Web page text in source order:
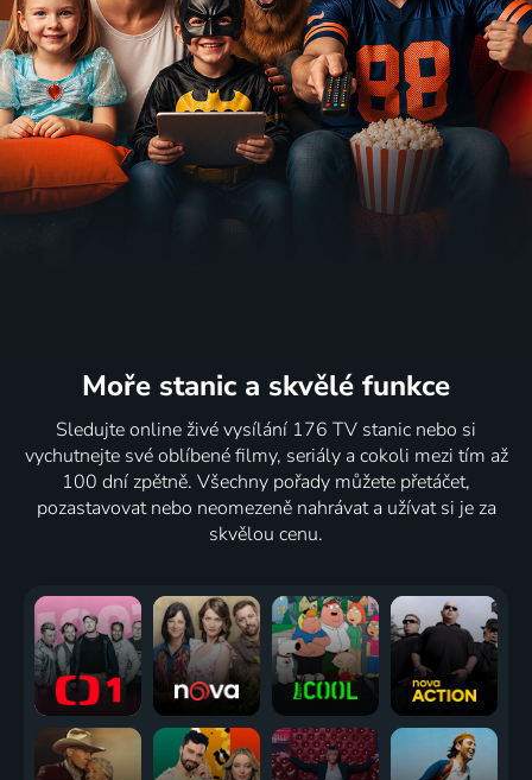
Moře stanic a skvělé funkce
Sledujte online živé vysílání 176 TV stanic nebo si
vychutnejte své oblíbené filmy, seriály a cokoli mezi tím až
100 dní zpětně. Všechny pořady můžete přetáčet,
pozastavovat nebo neomezeně nahrávat a užívat si je za
skvělou cenu.